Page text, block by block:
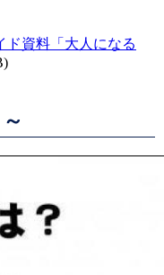
ド資料「大人になる